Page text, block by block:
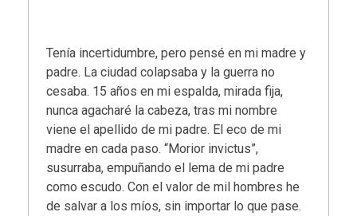
Tenía incertidumbre, pero pensé en mi madre y
padre. La ciudad colapsaba y la guerra no
cesaba. 15 años en mi espalda, mirada fija,
nunca agacharé la cabeza, tras mi nombre
viene el apellido de mi padre. El eco de mi
madre en cada paso. “Morior invictus”,
susurraba, empuñando el lema de mi padre
como escudo. Con el valor de mil hombres he
de salvar a los míos, sin importar lo que pase.